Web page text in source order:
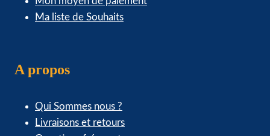
Ma liste de Souhaits
A propos
Qui Sommes nous ?
Livraisons et retours